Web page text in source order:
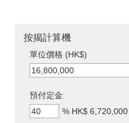
按揭計算機
單位價格 (HK$)
預付定金:
% HK$ 6,720,000